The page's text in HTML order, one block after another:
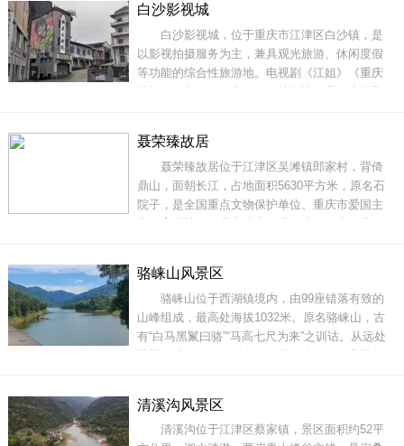
地。来此，既可观光览胜，又可感受乡间情趣。
地址：重庆市江津区油溪镇金刚村17号门票：详
情咨询景区开放时间
白沙影视城
白沙影视城，位于重庆市江津区白沙镇，是
以影视拍摄服务为主，兼具观光旅游、休闲度假
等功能的综合性旅游地。电视剧《江姐》《重庆
成，大多是以老重庆风貌和抗战题材为主题的影
视拍摄基地。走进影视城，呈现在眼前的，是一
聂荣臻故居
聂荣臻故居位于江津区吴滩镇郎家村，背倚
鼎山，面朝长江，占地面积5630平方米，原名石
院子，是全国重点文物保护单位、重庆市爱国主
用。走进故居，内部青瓦土墙，古朴庄重；两侧
翠竹葱郁，树木成荫，组成了川东农村特有的田
园风光。陈列馆展
骆崃山风景区
骆崃山位于西湖镇境内，由99座错落有致的
山峰组成，最高处海拔1032米。原名骆崃山，古
有“白马黑鬣曰骆”“马高七尺为来”之训诂。从远处
眺望，诸峰犹如一群奔驰的黛色骏马，向北昂首
面，雾霭苍茫荡客胸。渝市远横江一派，黔天近
接岭千重。只缘地僻传名未，如此奇山岂易
清溪沟风景区
清溪沟位于江津区蔡家镇，景区面积约52平